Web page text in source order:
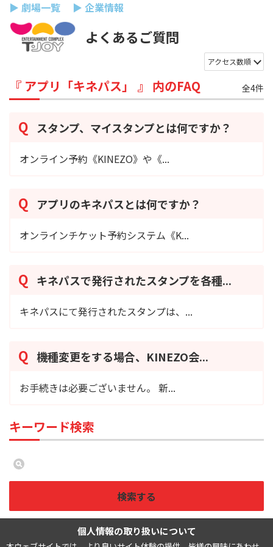
▶ 劇場一覧 ▶ 企業情報
よくあるご質問
個人情報の取り扱いについて
アクセス数順
『 アプリ「キネパス」 』 内のFAQ 全4件
スタンプ、マイスタンプとは何ですか？
オンライン予約《KINEZO》や《...
アプリのキネパスとは何ですか？
オンラインチケット予約システム《K...
キネパスで発行されたスタンプを各種...
キネパスにて発行されたスタンプは、...
機種変更をする場合、KINEZO会...
お手続きは必要ございません。 新...
キーワード検索
検索する